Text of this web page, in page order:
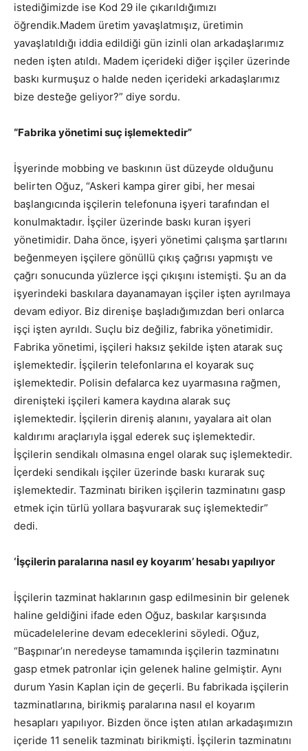
istediğimizde ise Kod 29 ile çıkarıldığımızı
öğrendik.Madem üretim yavaşlatmışız, üretimin
yavaşlatıldığı iddia edildiği gün izinli olan arkadaşlarımız
neden işten atıldı. Madem içerideki diğer işçiler üzerinde
baskı kurmuşuz o halde neden içerideki arkadaşlarımız
bize desteğe geliyor?” diye sordu.
“Fabrika yönetimi suç işlemektedir”
İşyerinde mobbing ve baskının üst düzeyde olduğunu
belirten Oğuz, “Askeri kampa girer gibi, her mesai
başlangıcında işçilerin telefonuna işyeri tarafından el
konulmaktadır. İşçiler üzerinde baskı kuran işyeri
yönetimidir. Daha önce, işyeri yönetimi çalışma şartlarını
beğenmeyen işçilere gönüllü çıkış çağrısı yapmıştı ve
çağrı sonucunda yüzlerce işçi çıkışını istemişti. Şu an da
işyerindeki baskılara dayanamayan işçiler işten ayrılmaya
devam ediyor. Biz direnişe başladığımızdan beri onlarca
işçi işten ayrıldı. Suçlu biz değiliz, fabrika yönetimidir.
Fabrika yönetimi, işçileri haksız şekilde işten atarak suç
işlemektedir. İşçilerin telefonlarına el koyarak suç
işlemektedir. Polisin defalarca kez uyarmasına rağmen,
direnişteki işçileri kamera kaydına alarak suç
işlemektedir. İşçilerin direniş alanını, yayalara ait olan
kaldırımı araçlarıyla işgal ederek suç işlemektedir.
İşçilerin sendikalı olmasına engel olarak suç işlemektedir.
İçerdeki sendikalı işçiler üzerinde baskı kurarak suç
işlemektedir. Tazminatı biriken işçilerin tazminatını gasp
etmek için türlü yollara başvurarak suç işlemektedir”
dedi.
‘İşçilerin paralarına nasıl ey koyarım’ hesabı yapılıyor
İşçilerin tazminat haklarının gasp edilmesinin bir gelenek
haline geldiğini ifade eden Oğuz, baskılar karşısında
mücadelelerine devam edeceklerini söyledi. Oğuz,
“Başpınar’ın neredeyse tamamında işçilerin tazminatını
gasp etmek patronlar için gelenek haline gelmiştir. Aynı
durum Yasin Kaplan için de geçerli. Bu fabrikada işçilerin
tazminatlarına, birikmiş paralarına nasıl el koyarım
hesapları yapılıyor. Bizden önce işten atılan arkadaşımızın
içeride 11 senelik tazminatı birikmişti. İşçilerin tazminatını